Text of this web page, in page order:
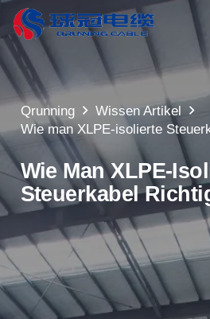
Qrunning
Wissen Artikel
Wie man XLPE-isolierte
Wie Man XLPE-
Steuerkabel